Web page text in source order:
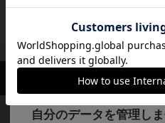
ボドゲーマTOP ボドとも一覧
ボードゲームのプレイ履
自分のデータを管理し
ボドゲーマTOP
ボードゲームを検索する